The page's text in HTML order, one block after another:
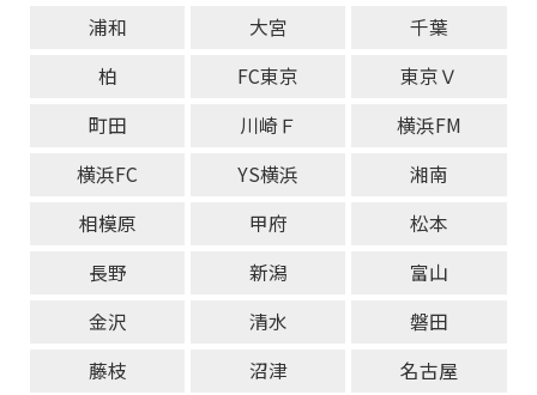
浦和
大宮
千葉
柏
FC東京
東京Ｖ
町田
川崎Ｆ
横浜FM
横浜FC
YS横浜
湘南
相模原
甲府
松本
長野
新潟
富山
金沢
清水
磐田
藤枝
沼津
名古屋